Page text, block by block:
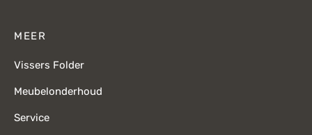
MEER
Vissers Folder
Meubelonderhoud
Service